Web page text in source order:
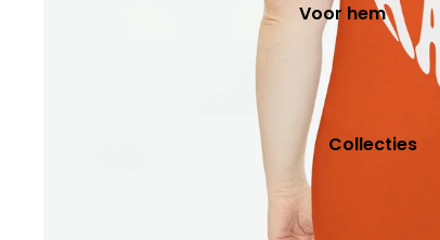
Voor hem
Vaderdag
Voor haar
Moederdag
Dierenliefhebber
Voor
Collecties